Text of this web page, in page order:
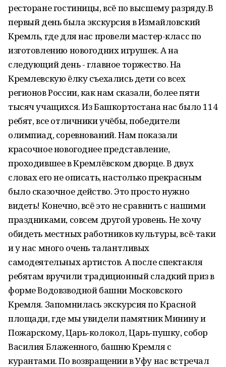
ресторане гостиницы, всё по высшему разряду.В
первый день была экскурсия в Измайловский
Кремль, где для нас провели мастер-класс по
изготовлению новогодних игрушек. А на
следующий день - главное торжество. На
Кремлевскую ёлку съехались дети со всех
регионов России, как нам сказали, более пяти
тысяч учащихся. Из Башкортостана нас было 114
ребят, все отличники учёбы, победители
олимпиад, соревнований. Нам показали
красочное новогоднее представление,
проходившее в Кремлёвском дворце. В двух
словах его не описать, настолько прекрасным
было сказочное действо. Это просто нужно
видеть! Конечно, всё это не сравнить с нашими
праздниками, совсем другой уровень. Не хочу
обидеть местных работников культуры, всё-таки
и у нас много очень талантливых
самодеятельных артистов. А после спектакля
ребятам вручили традиционный сладкий приз в
форме Водовзводной башни Московского
Кремля. Запомнилась экскурсия по Красной
площади, где мы увидели памятник Минину и
Пожарскому, Царь-колокол, Царь-пушку, собор
Василия Блаженного, башню Кремля с
курантами. По возвращении в Уфу нас встречал